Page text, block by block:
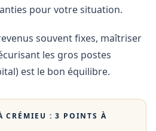
pour votre situation.
souvent fixes, maîtriser
les gros postes
est le bon équilibre.
CRÉMIEU : 3 POINTS À